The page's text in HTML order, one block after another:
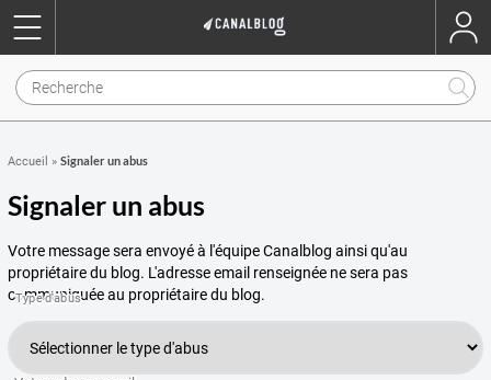
Accueil » Signaler un abus
Signaler un abus
Votre message sera envoyé à l'équipe Canalblog ainsi qu'au
propriétaire du blog. L'adresse email renseignée ne sera pas
communiquée au propriétaire du blog.